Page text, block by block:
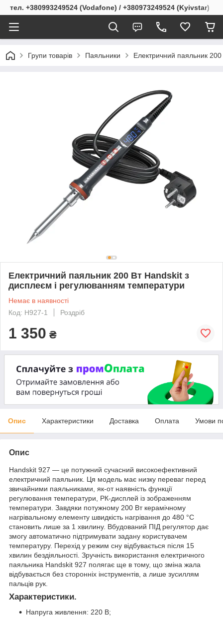
тел. +380993249524 (Vodafone) / +380973249524 (Kyivstar)
Групи товарів Паяльники Електричний паяльник
Електричний паяльник 200 Вт Handskit з
дисплеєм і регулюванням температури
Немає в наявності
Код: H927-1
Роздріб
1 350 ₴
Опис Характеристики Доставка Оплата Умови
Опис
Handskit 927 — це потужний сучасний високоефективний
електричний паяльник. Ця модель має низку переваг перед
звичайними паяльниками, як-от наявність функції
регулювання температури, РК-дисплей із зображенням
температури. Завдяки потужному 200 Вт керамічному
нагрівальному елементу швидкість нагрівання до 480 °C
становить лише за 1 хвилину. Вбудований ПІД регулятор дає
змогу автоматично підтримувати задану користувачем
температуру. Перехід у режим сну відбувається після 15
хвилин бездіяльності. Зручність використання електричного
паяльника Handskit 927 полягає ще в тому, що зміна жала
відбувається без сторонніх інструментів, а лише зусиллям
пальців рук.
Характеристики.
Напруга живлення: 220 В;